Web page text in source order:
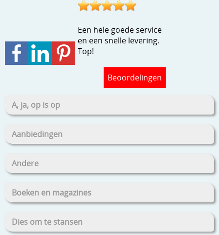
Een hele goede service
en een snelle levering.
Top!
Beoordelingen
A, ja, op is op
Aanbiedingen
Andere
Boeken en magazines
Dies om te stansen